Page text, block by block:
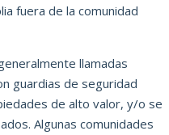
fuera de la comunidad
llamadas
guardias de seguridad
de alto valor, y/o se
Algunas comunidades